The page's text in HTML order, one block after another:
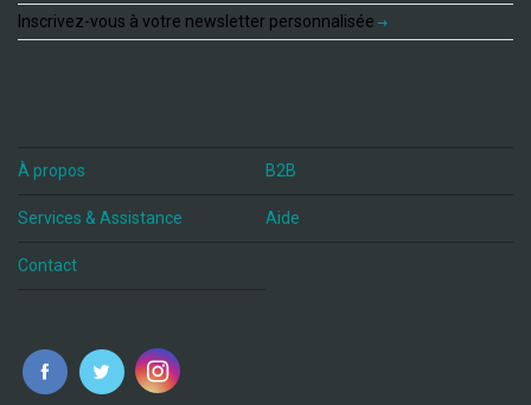
Inscrivez-vous à votre newsletter personnalisée
À propos B2B
Services & Assistance Aide
Contact
fr